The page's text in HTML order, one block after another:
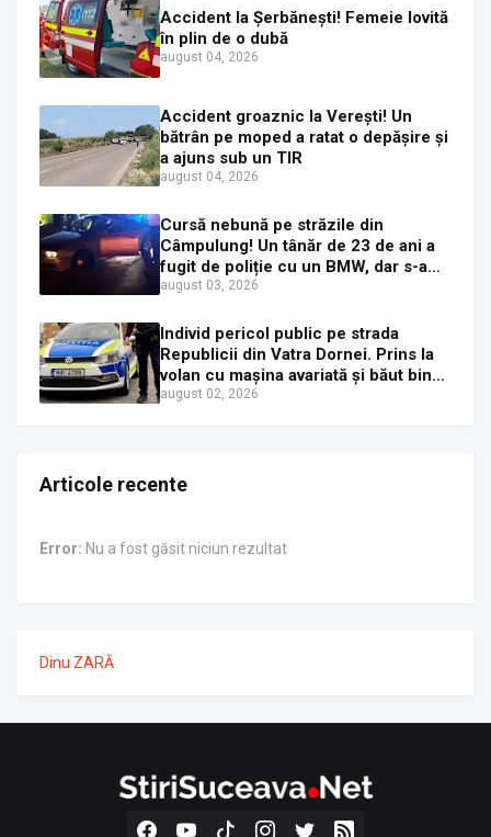
Accident la Șerbănești! Femeie lovită
în plin de o dubă
august 04, 2026
Accident groaznic la Verești! Un
bătrân pe moped a ratat o depășire și
a ajuns sub un TIR
august 04, 2026
Cursă nebună pe străzile din
Câmpulung! Un tânăr de 23 de ani a
fugit de poliție cu un BMW, dar s-a
oprit într-un gard de pe strada
august 03, 2026
Individ pericol public pe strada
Republicii din Vatra Dornei. Prins la
volan cu mașina avariată și băut bine,
în plină zi
august 02, 2026
Articole recente
Error: Nu a fost găsit niciun rezultat
Dinu ZARĂ